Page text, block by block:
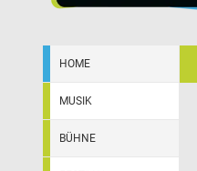
HOME
MUSIK
BÜHNE